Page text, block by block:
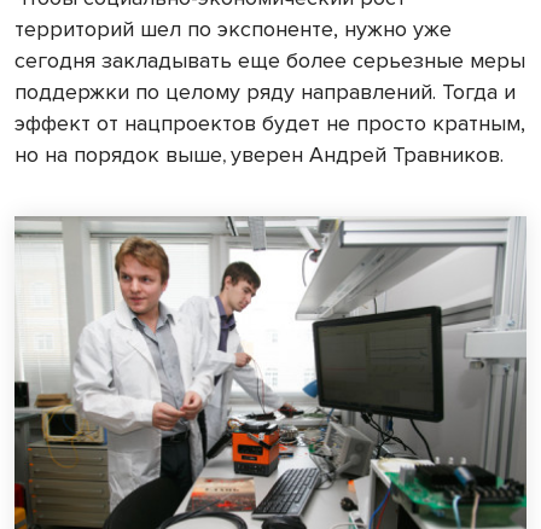
территорий шел по экспоненте, нужно уже
сегодня закладывать еще более серьезные меры
поддержки по целому ряду направлений. Тогда и
эффект от нацпроектов будет не просто кратным,
но на порядок выше, уверен Андрей Травников.